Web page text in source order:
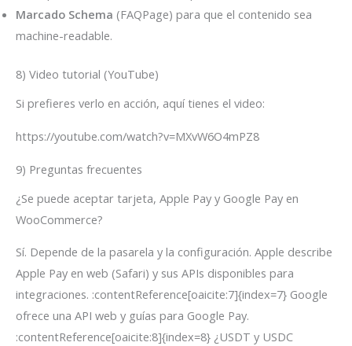
Marcado Schema (FAQPage) para que el contenido sea
machine-readable.
8) Video tutorial (YouTube)
Si prefieres verlo en acción, aquí tienes el video:
https://youtube.com/watch?v=MXvW6O4mPZ8
9) Preguntas frecuentes
¿Se puede aceptar tarjeta, Apple Pay y Google Pay en
WooCommerce?
Sí. Depende de la pasarela y la configuración. Apple describe
Apple Pay en web (Safari) y sus APIs disponibles para
integraciones. :contentReference[oaicite:7]{index=7} Google
ofrece una API web y guías para Google Pay.
:contentReference[oaicite:8]{index=8} ¿USDT y USDC